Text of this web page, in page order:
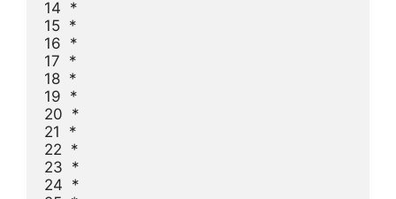
14  *
15  *
16  *
17  *
18  *
19  *
20  *
21  *
22  *
23  *
24  *